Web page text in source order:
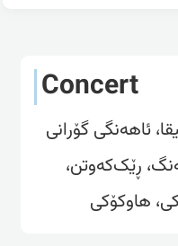
Concert
ئاهەنگی گۆرانی
ڕێک‌کەوتن،
هاوکۆکی